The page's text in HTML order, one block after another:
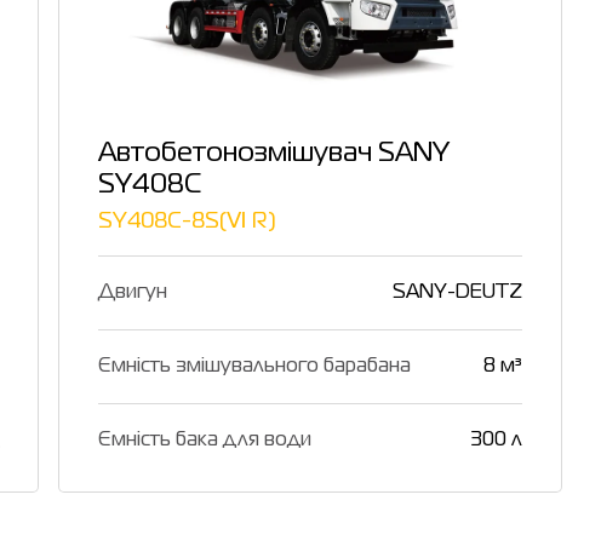
Автобетонозмішувач SANY
SY408C
SY408C-8S(Ⅵ R)
Двигун SANY-DEUTZ
Ємність змішувального барабана 8 м³
Ємність бака для води 300 л